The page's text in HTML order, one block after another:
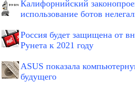
Калифорнийский
использование ботов
Россия будет защищена от
Рунета к 2021 году
ASUS показала
будущего